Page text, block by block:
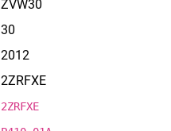
ZVW30
30
2012
2ZRFXE
2ZRFXE